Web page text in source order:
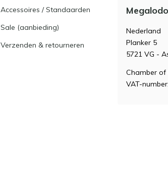
Accessoires / Standaarden
Sale (aanbieding)
Verzenden & retourneren
Nederland
Planker 5
5721 VG -
Chamber of
VAT-